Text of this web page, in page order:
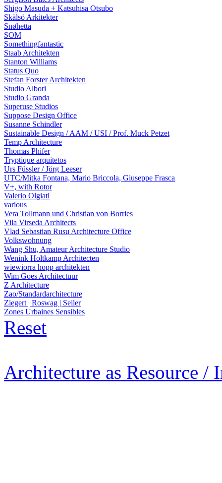
Shigo Masuda + Katsuhisa Otsubo
Skälsö Arkitekter
Snøhetta
SOM
Somethingfantastic
Staab Architekten
Stanton Williams
Status Quo
Stefan Forster Architekten
Studio Albori
Studio Granda
Superuse Studios
Suppose Design Office
Susanne Schindler
Sustainable Design / AAM / USI / Prof. Muck Petzet
Temp Architecture
Thomas Phifer
Tryptique arquitetos
Urs Füssler / Jörg Leeser
UTC/Mitka Fontana, Mario Briccola, Giuseppe Frasca
V+, with Rotor
Valerio Olgiati
various
Vera Tollmann und Christian von Borries
Vila Virseda Architects
Vlad Sebastian Rusu Architecture Office
Volkswohnung
Wang Shu, Amateur Architecture Studio
Wenink Holtkamp Architecten
wiewiorra hopp architekten
Wim Goes Architectuur
Z Architecture
Zao/Standardarchitecture
Ziegert | Roswag | Seiler
Zones Urbaines Sensibles
Reset
Architecture as Resource /